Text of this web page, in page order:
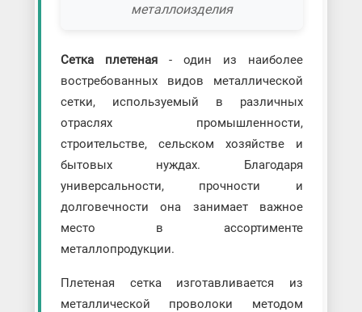
металлоизделия
Сетка плетеная- один из наиболее
востребованных видов металлической
сетки, используемый в различных
отраслях промышленности,
строительстве, сельском хозяйстве и
бытовых нуждах. Благодаря
универсальности, прочности и
долговечности она занимает важное
место в ассортименте
металлопродукции.
Плетеная сетка изготавливается из
металлической проволоки методом